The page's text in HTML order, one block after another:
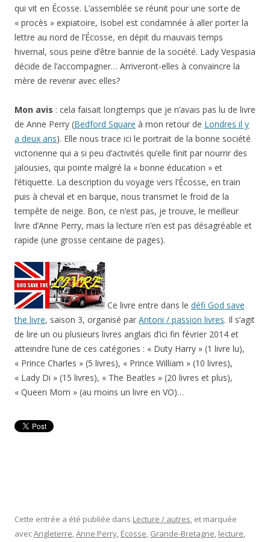
qui vit en Écosse. L’assemblée se réunit pour une sorte de
« procès » expiatoire, Isobel est condamnée à aller porter la
lettre au nord de l’Écosse, en dépit du mauvais temps
hivernal, sous peine d’être bannie de la société. Lady Vespasia
décide de l’accompagner… Arriveront-elles à convaincre la
mère de revenir avec elles?
Mon avis : cela faisait longtemps que je n’avais pas lu de livre
de Anne Perry (Bedford Square à mon retour de Londres il y
a deux ans). Elle nous trace ici le portrait de la bonne société
victorienne qui a si peu d’activités qu’elle finit par nourrir des
jalousies, qui pointe malgré la « bonne éducation » et
l’étiquette. La description du voyage vers l’Écosse, en train
puis à cheval et en barque, nous transmet le froid de la
tempête de neige. Bon, ce n’est pas, je trouve, le meilleur
livre d’Anne Perry, mais la lecture n’en est pas désagréable et
rapide (une grosse centaine de pages).
Ce livre entre dans le défi God save
the livre, saison 3, organisé par Antoni / passion livres. Il s’agit
de lire un ou plusieurs livres anglais d’ici fin février 2014 et
atteindre l’une de ces catégories : « Duty Harry » (1 livre lu),
« Prince Charles » (5 livres), « Prince William » (10 livres),
« Lady Di » (15 livres), « The Beatles » (20 livres et plus),
« Queen Mom » (au moins un livre en VO)…
Cette entrée a été publiée dans Lecture / autres, et marquée
avecAngleterre,Anne Perry, Écosse, Grande-Bretagne, lecture,